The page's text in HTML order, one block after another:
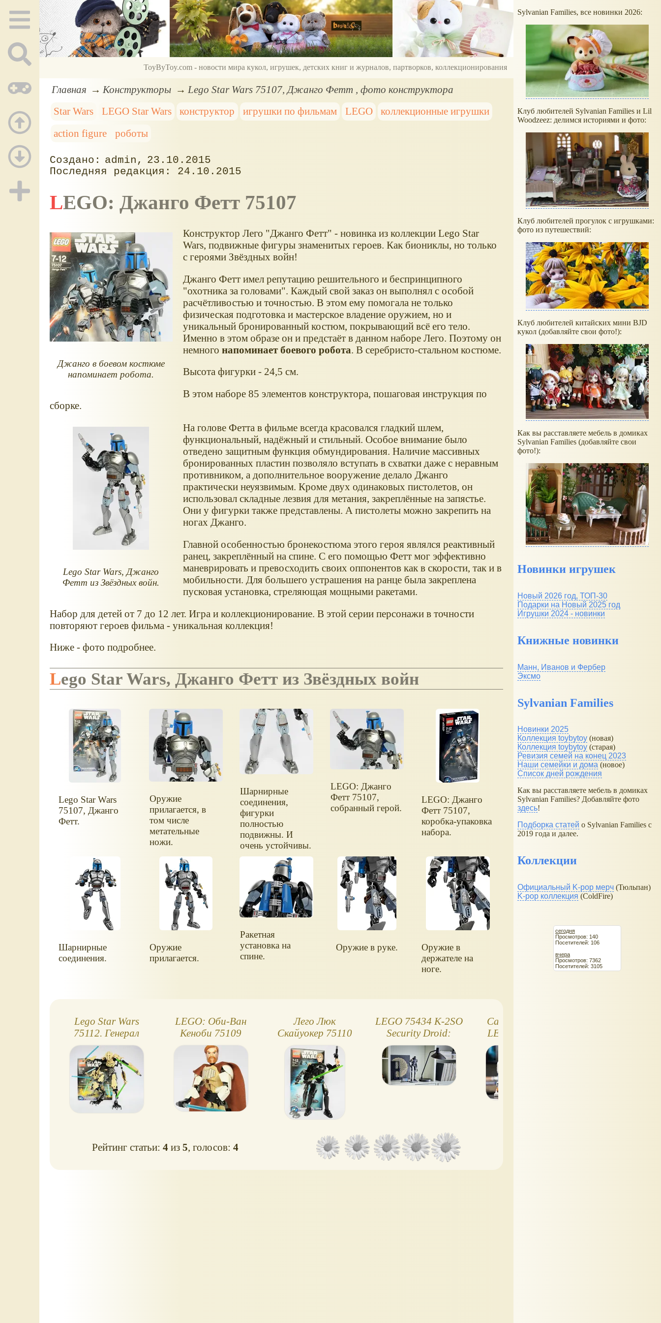
ToyByToy.com - новости мира кукол, игрушек, детских книг и журналов, партворков, коллекционирования
Главная Конструкторы
Lego Star Wars 75107, Джанго Фетт , фото конструктора
Star Wars
LEGO Star Wars конструктор игрушки по фильмам LEGO
коллекционные игрушки
action figure
роботы
admin
23.10.2015
24.10.2015
LEGO: Джанго Фетт 75107
Джанго в боевом костюме
напоминает робота.
Конструктор Лего "Джанго Фетт" - новинка из коллекции Lego Star
Wars, подвижные фигуры знаменитых героев. Как биониклы, но только
с героями Звёздных войн!
Джанго Фетт имел репутацию решительного и беспринципного
"охотника за головами". Каждый свой заказ он выполнял с особой
расчётливостью и точностью. В этом ему помогала не только
физическая подготовка и мастерское владение оружием, но и
уникальный бронированный костюм, покрывающий всё его тело.
Именно в этом образе он и предстаёт в данном наборе Лего. Поэтому он
немного напоминает боевого робота . В серебристо-стальном костюме.
Высота фигурки - 24,5 см.
В этом наборе 85 элементов конструктора, пошаговая инструкция по
сборке.
Lego Star Wars, Джанго
Фетт из Звёздных войн.
На голове Фетта в фильме всегда красовался гладкий шлем,
функциональный, надёжный и стильный. Особое внимание было
отведено защитным функция обмундирования. Наличие массивных
бронированных пластин позволяло вступать в схватки даже с неравным
противником, а дополнительное вооружение делало Джанго
практически неуязвимым. Кроме двух одинаковых пистолетов, он
использовал складные лезвия для метания, закреплённые на запястье.
Они у фигурки также представлены. А пистолеты можно закрепить на
ногах Джанго.
Главной особенностью бронекостюма этого героя являлся реактивный
ранец, закреплённый на спине. С его помощью Фетт мог эффективно
маневрировать и превосходить своих оппонентов как в скорости, так и в
мобильности. Для большего устрашения на ранце была закреплена
пусковая установка, стреляющая мощными ракетами.
Набор для детей от 7 до 12 лет. Игра и коллекционирование. В этой серии персонажи в точности
повторяют героев фильма - уникальная коллекция!
Ниже - фото подробнее.
Lego Star Wars, Джанго Фетт из Звёздных войн
Lego Star Wars
75107, Джанго
Фетт.
Оружие
прилагается, в
том числе
метательные
ножи.
Шарнирные
соединения,
фигурки
полностью
подвижны. И
очень устойчивы.
LEGO: Джанго
Фетт 75107,
собранный герой.
LEGO: Джанго
Фетт 75107,
коробка-упаковка
набора.
Шарнирные
соединения.
Оружие
прилагается.
Ракетная
установка на
спине.
Оружие в руке.
Оружие в
держателе на
ноге.
Lego Star Wars
75112. Генерал
Гривус
LEGO: Оби-Ван
Кеноби 75109
Лего Люк
Скайуокер 75110
LEGO 75434 K-2SO
Security Droid:
охранный дроид
Самый большой
LEGO Star Wars
R2-D2, к 50-летию
Lucasfilm в 2021
Рейтинг статьи:4 из5 , голосов:4
Sylvanian Families, все новинки 2026:
Клуб любителей Sylvanian Families и Lil
Woodzeez: делимся историями и фото:
Клуб любителей прогулок с игрушками:
фото из путешествий:
Клуб любителей китайских мини BJD
кукол (добавляйте свои фото!):
Как вы расставляете мебель в домиках
Sylvanian Families (добавляйте свои
фото!):
Новинки игрушек
Новый 2026 год, ТОП-30
Подарки на Новый 2025 год
Игрушки 2024 - новинки
Книжные новинки
Манн, Иванов и Фербер
Эксмо
Sylvanian Families
Новинки 2025
Коллекция toybytoy (новая)
Коллекция toybytoy (старая)
Ревизия семей на конец 2023
Наши семейки и дома (новое)
Список дней рождения
Как вы расставляете мебель в домиках
Sylvanian Families? Добавляйте фото
здесь!
Подборка статей о Sylvanian Families с
2019 года и далее.
Коллекции
Официальный K-pop мерч (Тюльпан)
K-pop коллекция (ColdFire)
сегодня
Просмотров: 140
Посетителей: 106
вчера
Просмотров: 7362
Посетителей: 3105